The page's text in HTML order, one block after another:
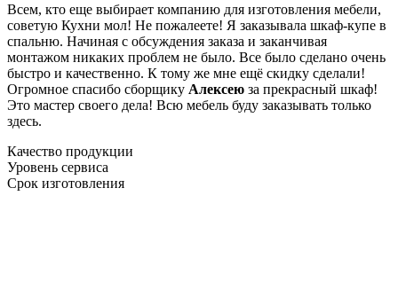
Всем, кто еще выбирает компанию для изготовления мебели,
советую Кухни мол! Не пожалеете! Я заказывала шкаф-купе в
спальню. Начиная с обсуждения заказа и заканчивая
монтажом никаких проблем не было. Все было сделано очень
быстро и качественно. К тому же мне ещё скидку сделали!
Огромное спасибо сборщику Алексею за прекрасный шкаф!
Это мастер своего дела! Всю мебель буду заказывать только
здесь.
Качество продукции
Уровень сервиса
Срок изготовления